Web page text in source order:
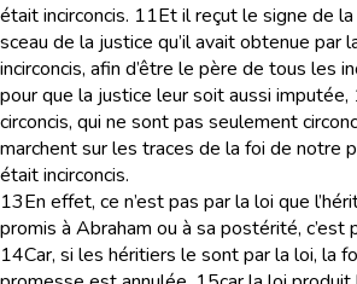
était incirconcis. 11Et il reçut le signe de
sceau de la justice qu’il avait obtenue par
incirconcis, afin d’être le père de tous les
pour que la justice leur soit aussi imputée,
circoncis, qui ne sont pas seulement
marchent sur les traces de la foi de notre
était incirconcis.
13En effet, ce n’est pas par la loi que
promis à Abraham ou à sa postérité, c’est
14Car, si les héritiers le sont par la loi, la